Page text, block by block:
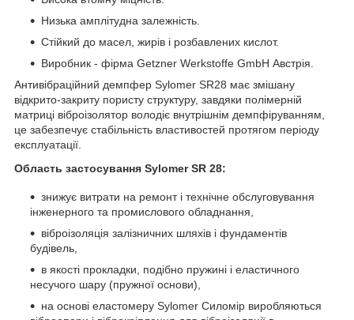
Низька амплітудна залежність.
Стійкий до масел, жирів і розбавлених кислот.
Виробник - фірма Getzner Werkstoffe GmbH Австрія.
Антивібраційний демпфер Sylomer SR28 має змішану
відкрито-закриту пористу структуру, завдяки полімерній
матриці віброізолятор володіє внутрішнім демпфіруванням,
це забезпечує стабільність властивостей протягом періоду
експлуатації.
Область застосування Sylomer SR 28:
знижує витрати на ремонт і технічне обслуговування
інженерного та промислового обладнання,
віброізоляція залізничних шляхів і фундаментів
будівель,
в якості прокладки, подібно пружині і еластичного
несучого шару (пружної основи),
на основі еластомеру Sylomer Силомір виробляються